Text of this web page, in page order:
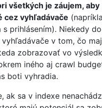
všetkých je záujem,
cez vyhľadávače
s prihlásením). Niekedy
vyhľadávače v tom, čo
zobrazovať vo
iného aj crawl
boti vyhradia.
ak sa v indexe